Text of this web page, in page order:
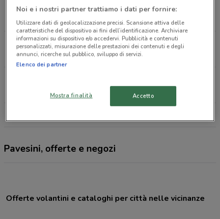
Piazza Bologna 60 Roma
617 m
APERTO
Viale Regina Margherita 258 Roma
648 m
APERTO
670 m
APERTO
Pavesini, offerte e negozi
Offerte volantini e cataloghi per città nelle vicinanze
Noi e i nostri partner trattiamo i dati per fornire:
Utilizzare dati di geolocalizzazione precisi. Scansione attiva delle
caratteristiche del dispositivo ai fini dell’identificazione. Archiviare
informazioni su dispositivo e/o accedervi. Pubblicità e contenuti
personalizzati, misurazione delle prestazioni dei contenuti e degli
annunci, ricerche sul pubblico, sviluppo di servizi.
Elenco dei partner
Mostra finalità Accetto